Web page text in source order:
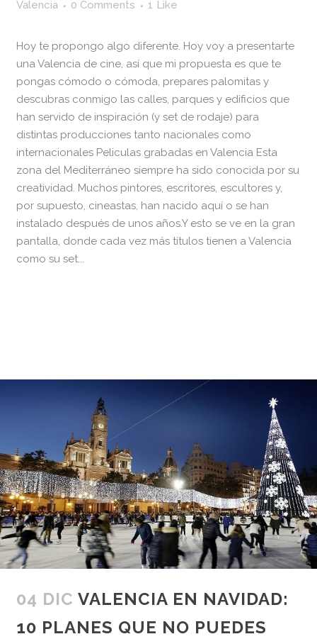
Valencia 0 Comments 1 Like
Hoy te propongo algo diferente. Hoy voy a presentarte
una Valencia de cine, así que mi propuesta es que te
pongas cómodo o cómoda, prepares palomitas y
descubras conmigo las calles, parques y edificios que
han servido de inspiración (y set de rodaje) para
distintas producciones tanto nacionales como
internacionales Peliculas grabadas en Valencia Esta
zona del Mediterráneo siempre ha sido conocida por su
creatividad. Muchos pintores, escritores, escultores y,
por supuesto, cineastas, han nacido aquí o se han
instalado después de unos años.Y esto se ve en la gran
pantalla, donde cada vez más títulos tienen a Valencia
como su set...
04 DIC VALENCIA EN NAVIDAD:
10 PLANES QUE NO PUEDES